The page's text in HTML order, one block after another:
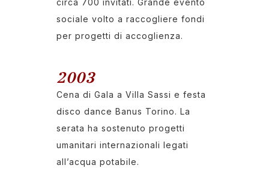
circa 700 invitati. Grande evento
sociale volto a raccogliere fondi
per progetti di accoglienza.
2003
Cena di Gala a Villa Sassi e festa
disco dance Banus Torino. La
serata ha sostenuto progetti
umanitari internazionali legati
all’acqua potabile.